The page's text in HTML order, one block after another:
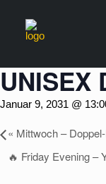
« Alle
UNISEX
Januar 9, 2031 @
« Mittwoch –
🔥 Friday Evening –